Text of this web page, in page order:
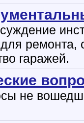
ремонта,
гаражей.
не